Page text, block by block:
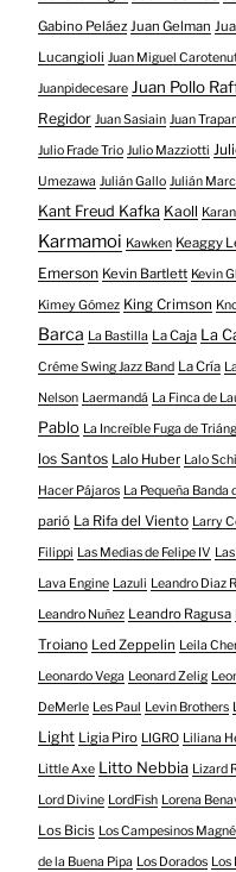
Gabino Peláez Juan Gelman
Lucangioli Juan Miguel
Juanpidecesare Juan Pollo
Regidor Juan Sasiain Juan
Julio Frade Trio Julio Mazziotti
Umezawa Julián Gallo Julián
Kant Freud Kafka Kaoll
Karmamoi Kawken Keaggy
Emerson Kevin Bartlett Kevin
Kimey Gómez King Crimson
Barca La Bastilla La Caja La
Créme Swing Jazz Band La Cría
Nelson Laermandá La Finca de
Pablo La Increíble Fuga de
los Santos Lalo Huber Lalo
Hacer Pájaros La Pequeña Banda
parió La Rifa del Viento Larry
Filippi Las Medias de Felipe IV
Lava Engine Lazuli Leandro Diaz
Leandro Nuñez Leandro Ragusa
Troiano Led Zeppelin Leila
Leonardo Vega Leonard Zelig
DeMerle Les Paul Levin Brothers
Light Ligia Piro LIGRO Liliana
Little Axe Litto Nebbia Lizard
Lord Divine LordFish Lorena
Los Bicis Los Campesinos
de la Buena Pipa Los Dorados Los